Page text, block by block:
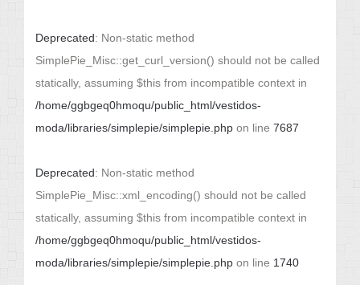
Deprecated: Non-static method
SimplePie_Misc::get_curl_version() should not be called
statically, assuming $this from incompatible context in
/home/ggbgeq0hmoqu/public_html/vestidos-
moda/libraries/simplepie/simplepie.php on line 7687
Deprecated: Non-static method
SimplePie_Misc::xml_encoding() should not be called
statically, assuming $this from incompatible context in
/home/ggbgeq0hmoqu/public_html/vestidos-
moda/libraries/simplepie/simplepie.php on line 1740